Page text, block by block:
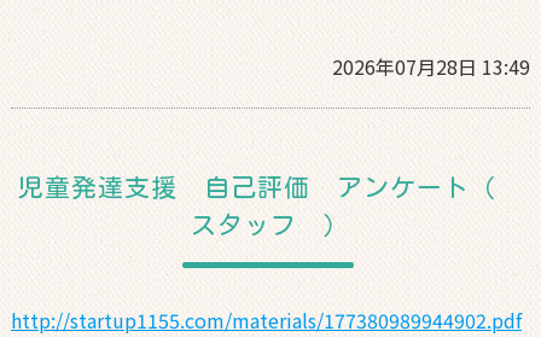
2026年07月28日 13:49
児童発達支援 自己評価 アンケート（
スタッフ ）
http://startup1155.com/materials/177380989944902.pdf